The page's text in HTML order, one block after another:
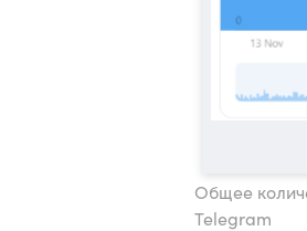
Общее
Telegram